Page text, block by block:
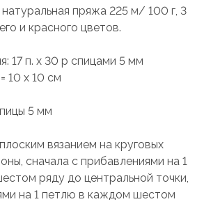
пряжа 225 м/ 100 г, 3
и красного цветов.
17 п. x 30 р спицами 5 мм
10 х 10 см
5 мм
вязанием на круговых
сначала с прибавлениями на 1
ряду до центральной точки,
на 1 петлю в каждом шестом